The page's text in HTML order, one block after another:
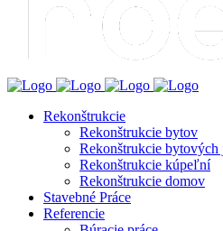
Rekonštrukcie
Rekonštrukcie bytov
Rekonštrukcie bytových
Rekonštrukcie kúpeľní
Rekonštrukcie domov
Stavebné Práce
Referencie